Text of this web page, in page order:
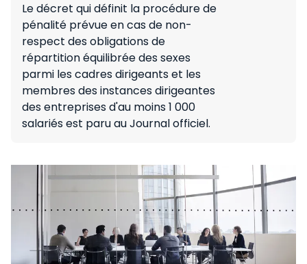
Le décret qui définit la procédure de
pénalité prévue en cas de non-
respect des obligations de
répartition équilibrée des sexes
parmi les cadres dirigeants et les
membres des instances dirigeantes
des entreprises d'au moins 1 000
salariés est paru au Journal officiel.